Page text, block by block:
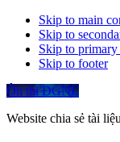
Skip to main
Skip to
Skip to primary
Skip to footer
Ôn thi ĐGNL
Website chia sẻ tài